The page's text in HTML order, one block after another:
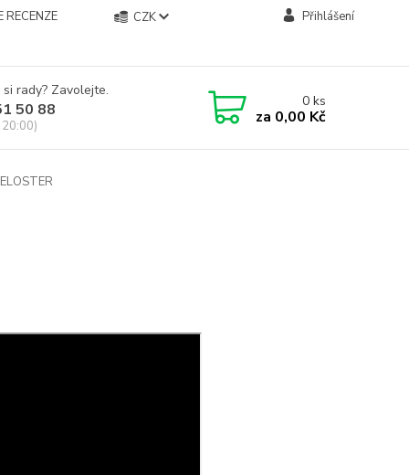
RECENZE
CZK Přihlášení
rady? Zavolejte.
50 88 0ks
za 0,00 Kč